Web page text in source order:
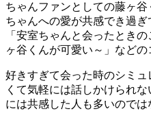
ちゃんファンとしての藤ヶ
ちゃんへの愛が共感でき過ぎ
「安室ちゃんと会ったとき
ヶ谷くんが可愛い～」などの
好きすぎて会った時のシミ
くて気軽には話しかけられ
には共感した人も多いのでは